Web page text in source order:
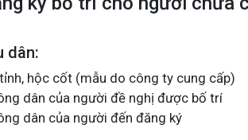
dân:
hộc cốt (mẫu do công ty cung cấp)
dân của người đề nghị được bố trí
dân của người đến đăng ký